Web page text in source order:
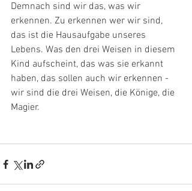
Demnach sind wir das, was wir
erkennen. Zu erkennen wer wir sind,
das ist die Hausaufgabe unseres
Lebens. Was den drei Weisen in diesem
Kind aufscheint, das was sie erkannt
haben, das sollen auch wir erkennen -
wir sind die drei Weisen, die Könige, die
Magier.